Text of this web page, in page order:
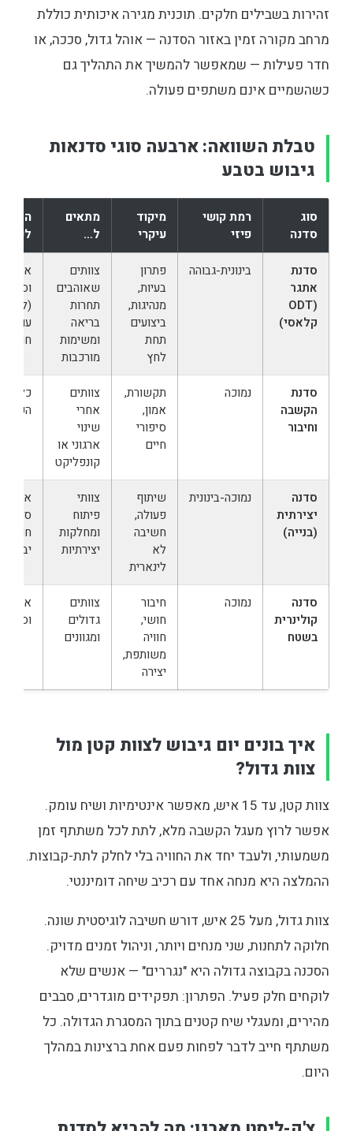
זהירות בשבילים חלקים. תוכנית מגירה איכותית כוללת
מרחב מקורה זמין באזור הסדנה — אוהל גדול, סככה, או
חדר פעילות — שמאפשר להמשיך את התהליך גם
כשהשמיים אינם משתפים פעולה.
טבלת השוואה: ארבעה סוגי סדנאות
גיבוש בטבע
סוג
סדנה
רמת קושי
פיזי
מיקוד
עיקרי
מתאים
ל…
לעונה
סדנת
אתגר
(ODT
קלאסי)
בינונית-גבוהה
פתרון
בעיות,
מנהיגות,
ביצועים
תחת
לחץ
צוותים
שאוהבים
תחרות
בריאה
ומשימות
מורכבות
אביב
וסתיו
(לא
עומסי
חום)
סדנת
הקשבה
וחיבור
נמוכה
תקשורת,
אמון,
סיפורי
חיים
צוותים
אחרי
שינוי
ארגוני או
קונפליקט
כל
השנה
סדנה
יצירתית
(בנייה)
נמוכה-בינונית
שיתוף
פעולה,
חשיבה
לא
לינארית
צוותי
פיתוח
ומחלקות
יצירתיות
אביב,
סתיו,
חורף
יבש
סדנה
קולינרית
בשטח
נמוכה
חיבור
חושי,
חוויה
משותפת,
יצירה
צוותים
גדולים
ומגוונים
אביב
וסתיו
איך בונים יום גיבוש לצוות קטן מול
צוות גדול?
צוות קטן, עד 15 איש, מאפשר אינטימיות ושיח עומק.
אפשר לרוץ מעגל הקשבה מלא, לתת לכל משתתף זמן
משמעותי, ולעבד יחד את החוויה בלי לחלק לתת-קבוצות.
ההמלצה היא מנחה אחד עם רכיב שיחה דומיננטי.
צוות גדול, מעל 25 איש, דורש חשיבה לוגיסטית שונה.
חלוקה לתחנות, שני מנחים ויותר, וניהול זמנים מדויק.
הסכנה בקבוצה גדולה היא "נגררים" — אנשים שלא
לוקחים חלק פעיל. הפתרון: תפקידים מוגדרים, סבבים
מהירים, ומעגלי שיח קטנים בתוך המסגרת הגדולה. כל
משתתף חייב לדבר לפחות פעם אחת ברצינות במהלך
היום.